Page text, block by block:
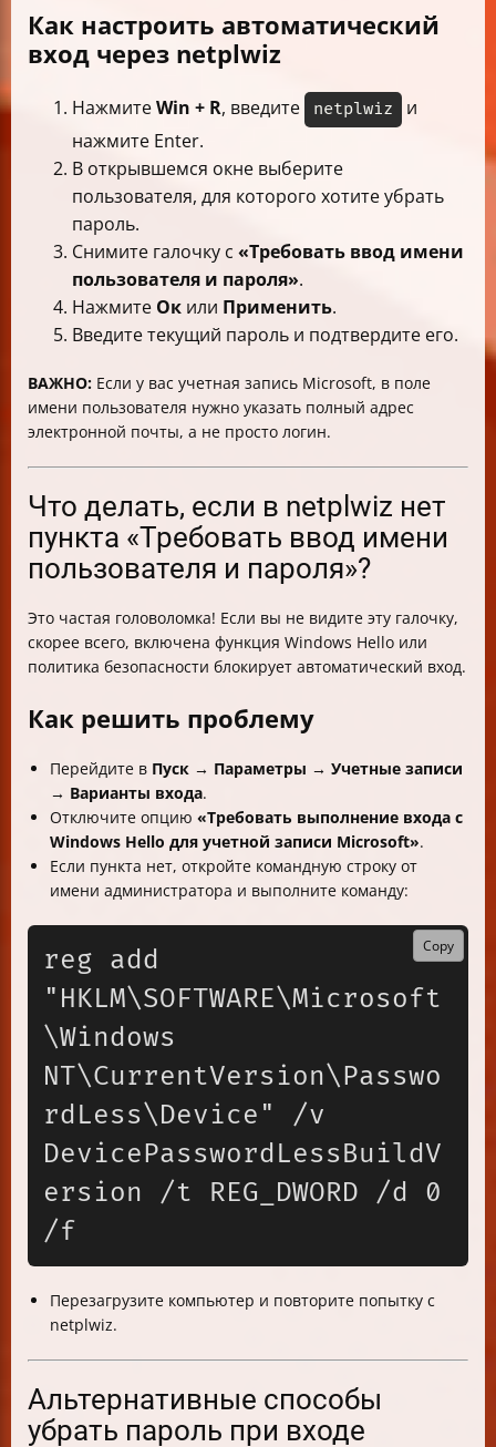
Как настроить автоматический
вход через netplwiz
НажмитеWin + R, введите netplwiz
и
нажмите Enter.
В открывшемся окне выберите
пользователя, для которого хотите убрать
пароль.
Снимите галочку с «Требовать ввод имени
пользователя и пароля».
Нажмите Ок или Применить.
Введите текущий пароль и подтвердите его.
ВАЖНО: Если у вас учетная запись Microsoft, в поле
имени пользователя нужно указать полный адрес
электронной почты, а не просто логин.
Что делать, если в netplwiz нет
пункта «Требовать ввод имени
пользователя и пароля»?
Это частая головоломка! Если вы не видите эту галочку,
скорее всего, включена функция Windows Hello или
политика безопасности блокирует автоматический вход.
Как решить проблему
Перейдите в Пуск → Параметры → Учетные записи
→ Варианты входа.
Отключите опцию «Требовать выполнение входа с
Windows Hello для учетной записи Microsoft».
Если пункта нет, откройте командную строку от
имени администратора и выполните команду:
reg add
"HKLM\SOFTWARE\Microsoft
\Windows
NT\CurrentVersion\Passwo
rdLess\Device" /v
DevicePasswordLessBuildV
ersion /t REG_DWORD /d 0
Copy
Перезагрузите компьютер и повторите попытку с
netplwiz.
Альтернативные способы
убрать пароль при входе